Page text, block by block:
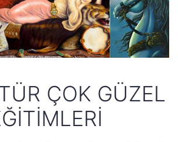
ÇOK GÜZEL